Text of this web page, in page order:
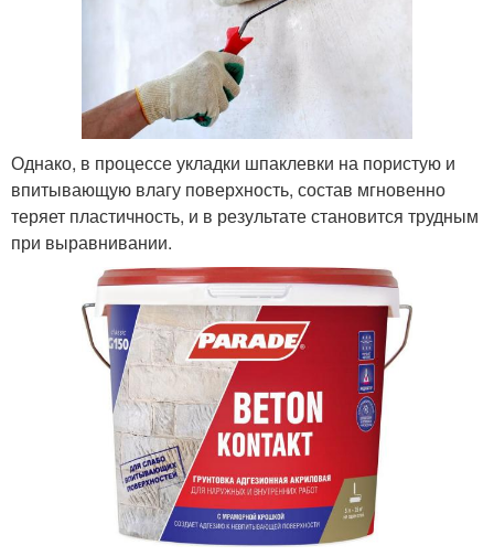
Однако, в процессе укладки шпаклевки на пористую и
впитывающую влагу поверхность, состав мгновенно
теряет пластичность, и в результате становится трудным
при выравнивании.